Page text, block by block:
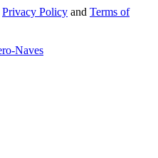
Privacy Policy and Terms of